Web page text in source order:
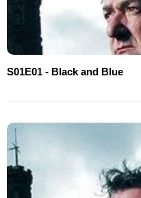
S01E01 - Black and Blue